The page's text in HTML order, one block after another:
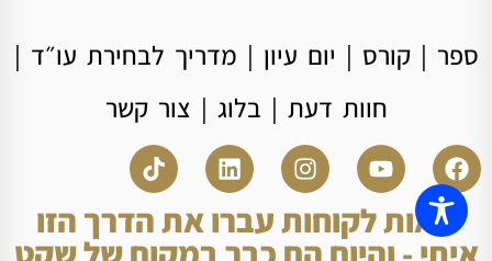
ספר |קורס | יום עיון | מדריך לבחירת עו״ד |
חוות דעת | בלוג | צור קשר
מאות לקוחות עברו את הדרך הזו